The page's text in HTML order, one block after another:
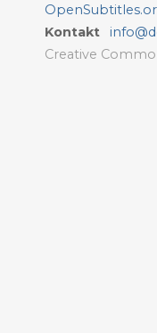
Kontakt
Creative